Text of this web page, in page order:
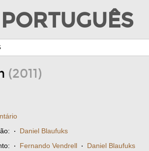
(2011)
· Daniel Blaufuks
· Fernando Vendrell · Daniel Blaufuks